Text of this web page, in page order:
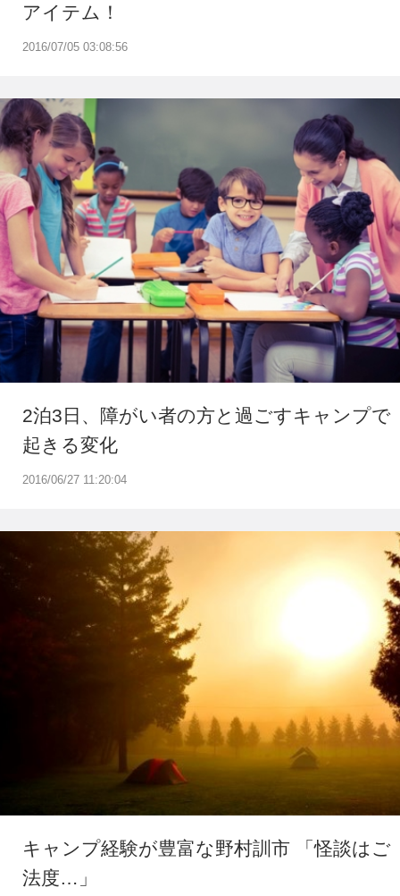
2016/07/05 03:08:56
アイテム！
2016/06/27 11:20:04
2泊3日、障がい者の方と過ごすキャンプで
起きる変化
キャンプ経験が豊富な野村訓市 「怪談はご
法度…」